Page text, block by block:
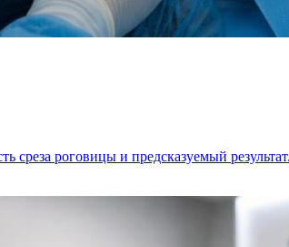
среза роговицы и предсказуемый результат.